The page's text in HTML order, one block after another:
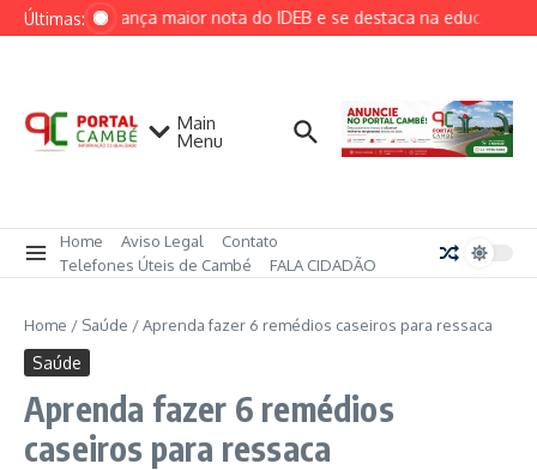
Ir para o conteúdo
Últimas:
Cambé alcança maior nota do IDEB e se destaca na educação
Main
Menu
Home Aviso Legal
Contato
Telefones Úteis de Cambé
FALA CIDADÃO
Home / Saúde /Aprenda fazer 6 remédios caseiros para ressaca
Saúde
Aprenda fazer 6 remédios
caseiros para ressaca